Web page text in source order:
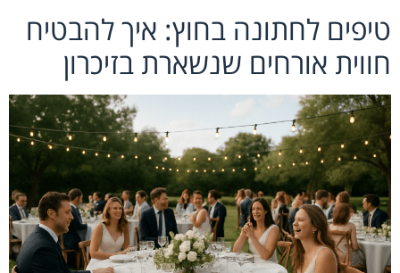
טיפים לחתונה בחוץ: איך להבטיח
חווית אורחים שנשארת בזיכרון